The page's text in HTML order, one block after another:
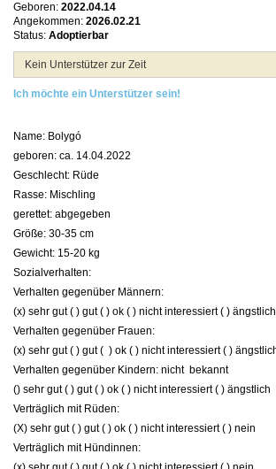
Geboren: 2022.04.14
Angekommen: 2026.02.21
Status: Adoptierbar
Kein Unterstützer zur Zeit
Ich möchte ein Unterstützer sein!
Name: Bolygó
geboren: ca. 14.04.2022
Geschlecht: Rüde
Rasse: Mischling
gerettet: abgegeben
Größe: 30-35 cm
Gewicht: 15-20 kg
Sozialverhalten:
Verhalten gegenüber Männern:
(x) sehr gut ( ) gut ( ) ok ( ) nicht interessiert ( ) ängstlich
Verhalten gegenüber Frauen:
(x) sehr gut ( ) gut ( ) ok ( ) nicht interessiert ( )
Verhalten gegenüber Kindern: nicht bekannt
() sehr gut ( ) gut ( ) ok ( ) nicht interessiert ( ) ängstlich
Verträglich mit Rüden:
(X) sehr gut ( ) gut ( ) ok ( ) nicht interessiert ( ) nein
Verträglich mit Hündinnen: